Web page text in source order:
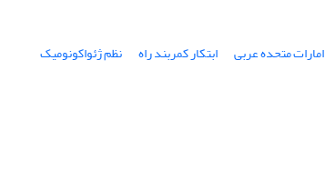
امارات متحده عربی ابتکار کمربند راه
نظم ژئواکونومیک